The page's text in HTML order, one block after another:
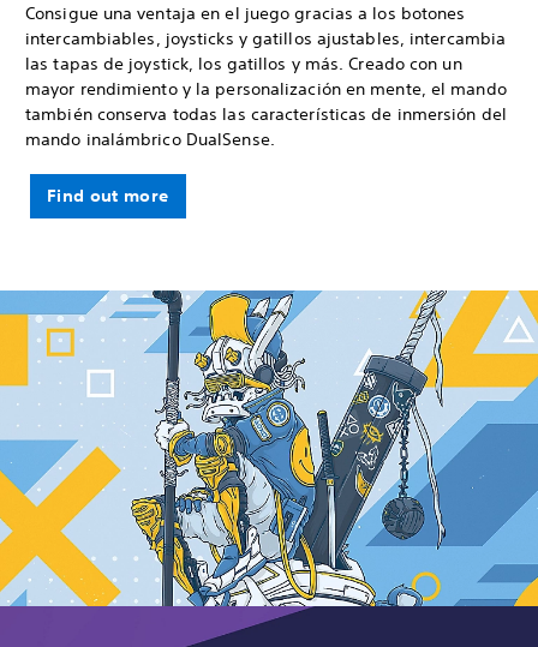
Consigue una ventaja en el juego gracias a los botones
intercambiables, joysticks y gatillos ajustables, intercambia
las tapas de joystick, los gatillos y más. Creado con un
mayor rendimiento y la personalización en mente, el mando
también conserva todas las características de inmersión del
mando inalámbrico DualSense.
Find out more